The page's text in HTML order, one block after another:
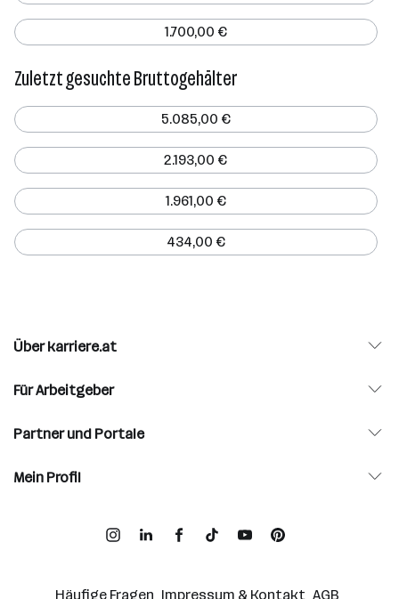
1.700,00 €
Zuletzt gesuchte Bruttogehälter
5.085,00 €
2.193,00 €
1.961,00 €
434,00 €
Über karriere.at
Für Arbeitgeber
Partner und Portale
Mein Profil
Häufige Fragen Impressum & Kontakt AGB